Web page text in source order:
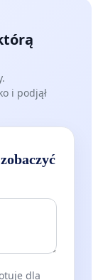
i podjął
dla